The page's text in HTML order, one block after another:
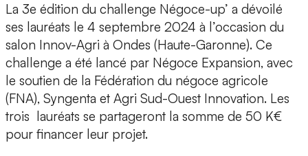
La 3e édition du challenge Négoce-up’ a dévoilé
ses lauréats le 4 septembre 2024 à l’occasion du
salon Innov-Agri à Ondes (Haute-Garonne). Ce
challenge a été lancé par Négoce Expansion, avec
le soutien de la Fédération du négoce agricole
(FNA), Syngenta et Agri Sud-Ouest Innovation. Les
trois lauréats se partageront la somme de 50 K€
pour financer leur projet.